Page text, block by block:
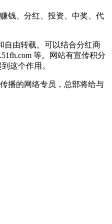
钱、分红、投资、中奖、代
自由转载。可以结合分红商
等。网站有宣传积分
这个作用。
播的网络专员，总部将给与